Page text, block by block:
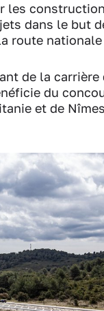
les
dans le but
route nationale
de la
du
et de